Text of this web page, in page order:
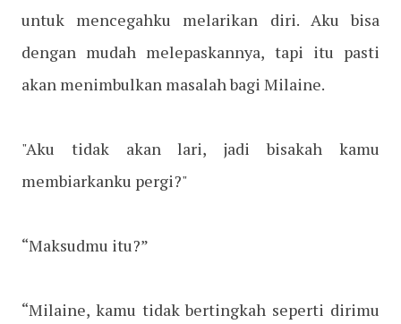
untuk mencegahku melarikan diri. Aku bisa
dengan mudah melepaskannya, tapi itu pasti
akan menimbulkan masalah bagi Milaine.
"Aku tidak akan lari, jadi bisakah kamu
membiarkanku pergi?"
“Maksudmu itu?”
“Milaine, kamu tidak bertingkah seperti dirimu